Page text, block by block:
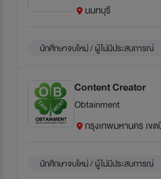
นนทบุรี
นักศึกษาจบใหม่ / ผู้ไม่มีประสบการณ์
Content Creator
Obtainment
กรุงเทพมหานคร เข
นักศึกษาจบใหม่ / ผู้ไม่มีประสบการณ์